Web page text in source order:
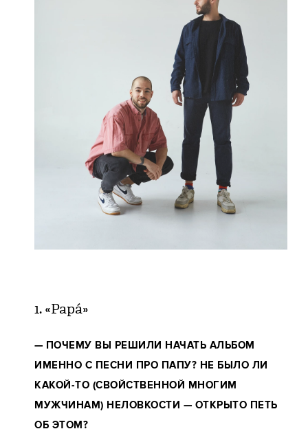
1. «Papá»
— ПОЧЕМУ ВЫ РЕШИЛИ НАЧАТЬ АЛЬБОМ
ИМЕННО С ПЕСНИ ПРО ПАПУ? НЕ БЫЛО ЛИ
КАКОЙ-ТО (СВОЙСТВЕННОЙ МНОГИМ
МУЖЧИНАМ) НЕЛОВКОСТИ — ОТКРЫТО ПЕТЬ
ОБ ЭТОМ?